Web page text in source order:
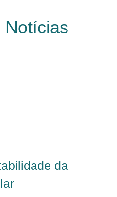
Notícias
da